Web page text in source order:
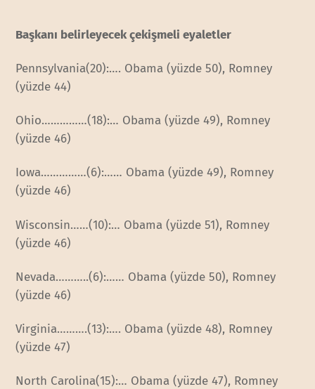
Başkanı belirleyecek çekişmeli eyaletler
Pennsylvania(20):…. Obama (yüzde 50), Romney
(yüzde 44)
Ohio……………(18):… Obama (yüzde 49), Romney
(yüzde 46)
Iowa……………(6):…… Obama (yüzde 49), Romney
(yüzde 46)
Wisconsin……(10):… Obama (yüzde 51), Romney
(yüzde 46)
Nevada………..(6):…… Obama (yüzde 50), Romney
(yüzde 46)
Virginia……….(13):…. Obama (yüzde 48), Romney
(yüzde 47)
North Carolina(15):… Obama (yüzde 47), Romney